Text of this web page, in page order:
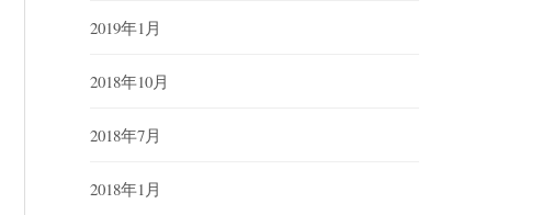
2019年1月
2018年10月
2018年7月
2018年1月